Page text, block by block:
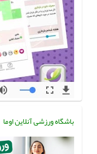
باشگاه ورزشی آنلاین اوما